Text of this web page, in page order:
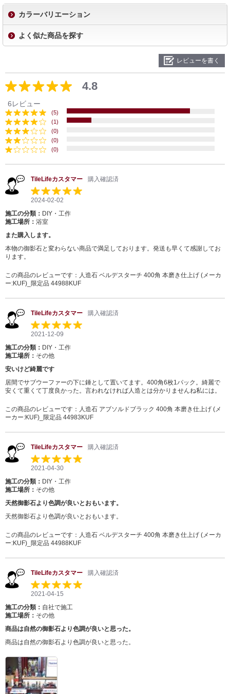
カラーバリエーション
よく似た商品を探す
レビューを書く
4.8
6レビュー
(5)
(1)
(0)
(0)
(0)
TileLifeカスタマー 購入確認済
2024-02-02
施工の分類： DIY・工作
施工場所： 浴室
また購入します。
本物の御影石と変わらない商品で満足しております。発送も早くて感謝してお
ります。
この商品のレビューです： 人造石 ベルデスターチ 400角 本磨き仕上げ (メーカ
ー:KUF)_限定品 44988KUF
TileLifeカスタマー 購入確認済
2021-12-09
施工の分類： DIY・工作
施工場所： その他
安いけど綺麗です
居間でサブウーファーの下に錘として置いてます。400角6枚1パック。綺麗で
安くて重くて丁度良かった。言われなければ人造とは分かりませんね私には。
この商品のレビューです： 人造石 アブソルドブラック 400角 本磨き仕上げ (メ
ーカー:KUF)_限定品 44983KUF
TileLifeカスタマー 購入確認済
2021-04-30
施工の分類： DIY・工作
施工場所： その他
天然御影石より色調が良いとおもいます。
天然御影石より色調が良いとおもいます。
この商品のレビューです： 人造石 ベルデスターチ 400角 本磨き仕上げ (メーカ
ー:KUF)_限定品 44988KUF
TileLifeカスタマー 購入確認済
2021-04-15
施工の分類： 自社で施工
施工場所： その他
商品は自然の御影石より色調が良いと思った。
商品は自然の御影石より色調が良いと思った。